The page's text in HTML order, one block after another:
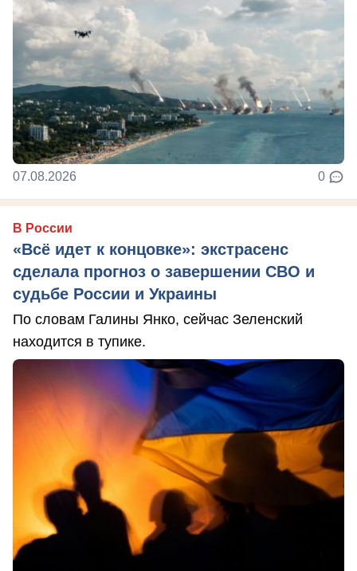
07.08.2026 0
В России
«Всё идет к концовке»: экстрасенс
сделала прогноз о завершении СВО и
судьбе России и Украины
По словам Галины Янко, сейчас Зеленский
находится в тупике.